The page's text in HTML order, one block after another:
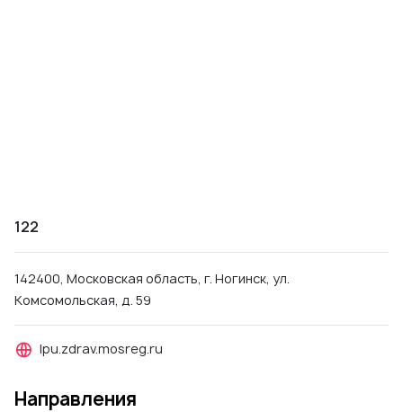
122
142400, Московская область, г. Ногинск, ул.
Комсомольская, д. 59
lpu.zdrav.mosreg.ru
Направления